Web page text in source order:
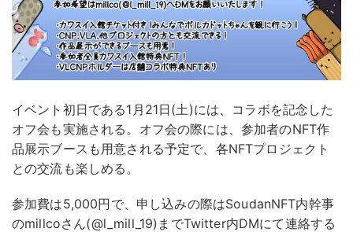
イベント初日である1月21日(土)には、コラボを記念した
オフ会も実施される。オフ会の際には、参加者のNFT作
品展示ブースも用意される予定で、各NFTプロジェクト
との交流も楽しめる。
参加費は5,000円で、申し込みの際はSoudanNFT内幹事
のmillcoさん(@l_mill_19)までTwitter内DMにて連絡する